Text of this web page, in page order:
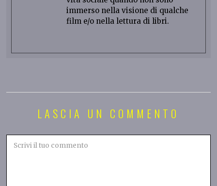
immerso nella visione di qualche
film e/o nella lettura di libri.
LASCIA UN COMMENTO